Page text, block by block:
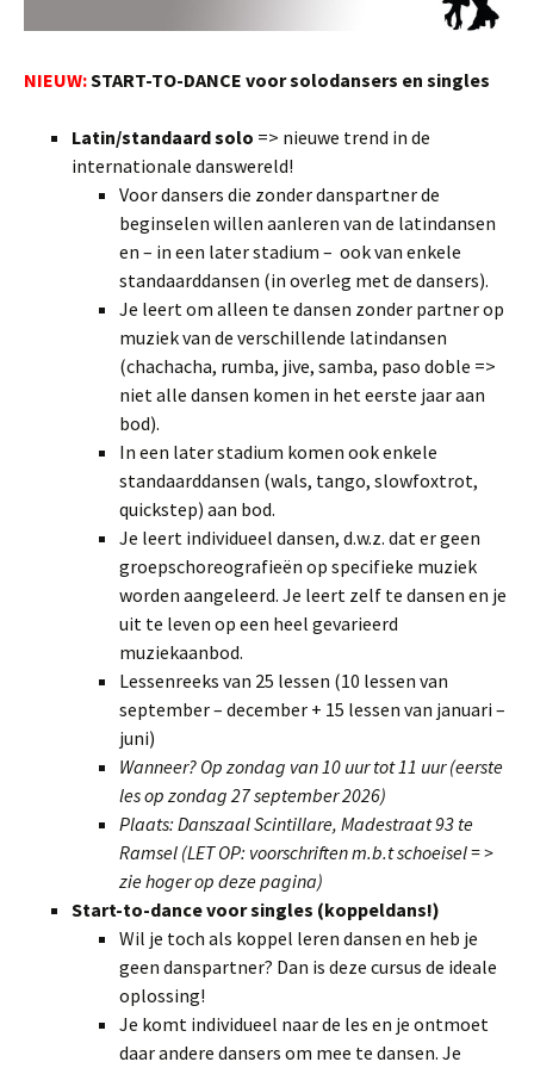
NIEUW:START-TO-DANCE voor solodansers en singles
Latin/standaard solo => nieuwe trend in de
internationale danswereld!
Voor dansers die zonder danspartner de
beginselen willen aanleren van de latindansen
en – in een later stadium – ook van enkele
standaarddansen (in overleg met de dansers).
Je leert om alleen te dansen zonder partner op
muziek van de verschillende latindansen
(chachacha, rumba, jive, samba, paso doble =>
niet alle dansen komen in het eerste jaar aan
bod).
In een later stadium komen ook enkele
standaarddansen (wals, tango, slowfoxtrot,
quickstep) aan bod.
Je leert individueel dansen, d.w.z. dat er geen
groepschoreografieën op specifieke muziek
worden aangeleerd. Je leert zelf te dansen en je
uit te leven op een heel gevarieerd
muziekaanbod.
Lessenreeks van 25 lessen (10 lessen van
september – december + 15 lessen van januari –
juni)
Wanneer? Op zondag van 10 uur tot 11 uur (eerste
les op zondag 27 september 2026)
Plaats: Danszaal Scintillare, Madestraat 93 te
Ramsel (LET OP: voorschriften m.b.t schoeisel = >
zie hoger op deze pagina)
Start-to-dance voor singles (koppeldans!)
Wil je toch als koppel leren dansen en heb je
geen danspartner? Dan is deze cursus de ideale
oplossing!
Je komt individueel naar de les en je ontmoet
daar andere dansers om mee te dansen. Je